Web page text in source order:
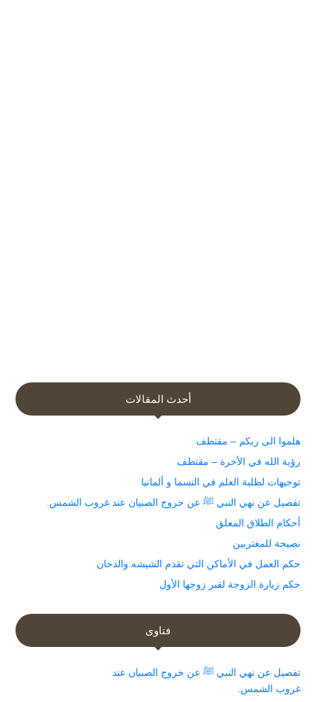
أحدث المقالات
هلموا الى ربكم – مقتطف
رؤية الله في الأخرة – مقتطف
توجيهات لطلبة العلم في النسما و ألمانيا
تفصيل عن نهي النبي ﷺ عن خروج الصبيان عند غروب الشمس.
أحكام الطلاق المعلق
نصيحة للمغتربين
حكم العمل في الأماكن التي تقدم الشيشه والدخان
حكم زيارة الزوجة لقبر زوجها الأول
فتاوى
تفصيل عن نهي النبي ﷺ عن خروج الصبيان عند
غروب الشمس.